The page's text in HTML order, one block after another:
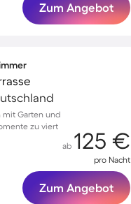
Zum Angebot
mit Garten und
zu viert
ab 125 €
pro Nacht
Zum Angebot